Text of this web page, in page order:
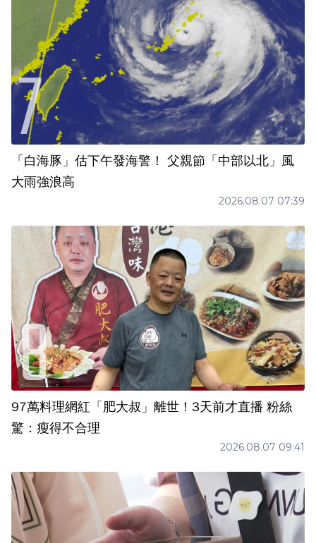
「白海豚」估下午發海警！ 父親節「中部以北」風
大雨強浪高
2026.08.07 07:39
97萬料理網紅「肥大叔」離世！3天前才直播 粉絲
驚：瘦得不合理
2026.08.07 09:41